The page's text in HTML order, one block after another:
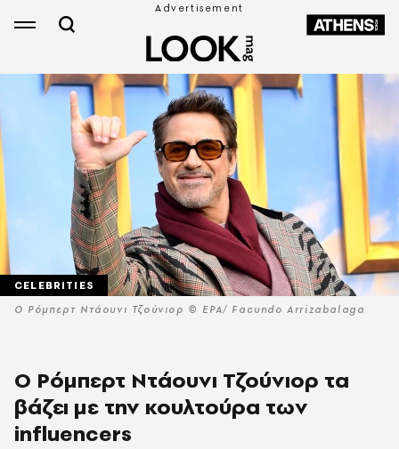
O Ρόμπερτ Ντάουνι Τζούνιορ © EPA/ Facundo Arrizabalaga
CELEBRITIES
Ο Ρόμπερτ Ντάουνι Τζούνιορ τα
βάζει με την κουλτούρα των
influencers